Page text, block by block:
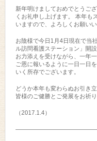
新年明けましておめでとうご
くお礼申し上げます。 本年も
いますので、よろしくお願いい
お陰様で今日1月4日現在で当
ル訪問看護ステーション」開
お力添えを受けながら、一年
ご恩に報いるように一日一日
いく所存でございます。
どうか本年も変わらぬお引き
皆様のご健勝とご発展をお祈り
（2017.1.4）